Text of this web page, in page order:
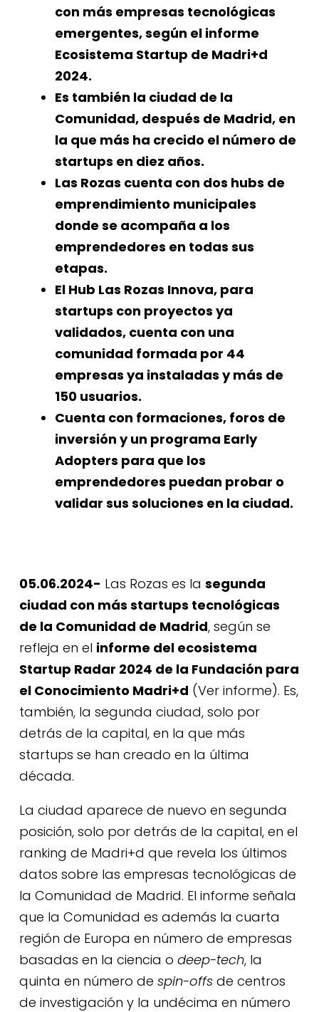
con más empresas tecnológicas
emergentes, según el informe
Ecosistema Startup de Madri+d
2024.
Es también la ciudad de la
Comunidad, después de Madrid, en
la que más ha crecido el número de
startups en diez años.
Las Rozas cuenta con dos hubs de
emprendimiento municipales
donde se acompaña a los
emprendedores en todas sus
etapas.
El Hub Las Rozas Innova, para
startups con proyectos ya
validados, cuenta con una
comunidad formada por 44
empresas ya instaladas y más de
150 usuarios.
Cuenta con formaciones, foros de
inversión y un programa Early
Adopters para que los
emprendedores puedan probar o
validar sus soluciones en la ciudad.
05.06.2024- Las Rozas es la segunda
ciudad con más startups tecnológicas
de la Comunidad de Madrid, según se
refleja en el informe del ecosistema
Startup Radar 2024 de la Fundación para
el Conocimiento Madri+d (Ver informe). Es,
también, la segunda ciudad, solo por
detrás de la capital, en la que más
startups se han creado en la última
década.
La ciudad aparece de nuevo en segunda
posición, solo por detrás de la capital, en el
ranking de Madri+d que revela los últimos
datos sobre las empresas tecnológicas de
la Comunidad de Madrid. El informe señala
que la Comunidad es además la cuarta
región de Europa en número de empresas
basadas en la ciencia o deep-tech, la
quinta en número de spin-offs de centros
de investigación y la undécima en número